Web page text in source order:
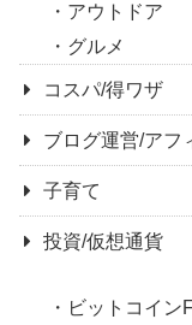
アウトドア
グルメ
コスパ/得ワザ
ブログ運営/アフ
子育て
投資/仮想通貨
ビットコイン